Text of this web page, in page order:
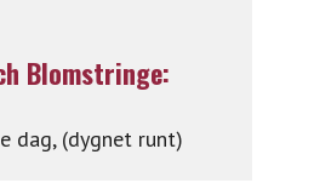
Blomstringe:
dag, (dygnet runt)